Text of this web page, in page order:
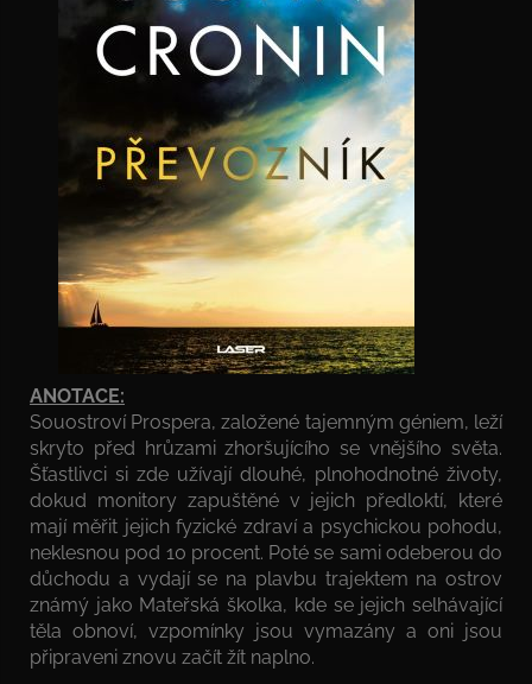
ANOTACE:
Souostroví Prospera, založené tajemným géniem, leží
skryto před hrůzami zhoršujícího se vnějšího světa.
Šťastlivci si zde užívají dlouhé, plnohodnotné životy,
dokud monitory zapuštěné v jejich předloktí, které
mají měřit jejich fyzické zdraví a psychickou pohodu,
neklesnou pod 10 procent. Poté se sami odeberou do
důchodu a vydají se na plavbu trajektem na ostrov
známý jako Mateřská školka, kde se jejich selhávající
těla obnoví, vzpomínky jsou vymazány a oni jsou
připraveni znovu začít žít naplno.